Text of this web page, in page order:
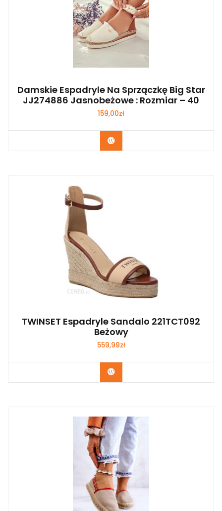
Damskie Espadryle Na Sprzączkę Big Star
JJ274886 Jasnobeżowe : Rozmiar – 40
159,00zł
Kup Teraz
TWINSET Espadryle Sandalo 221TCT092
Beżowy
559,99zł
Kup Teraz